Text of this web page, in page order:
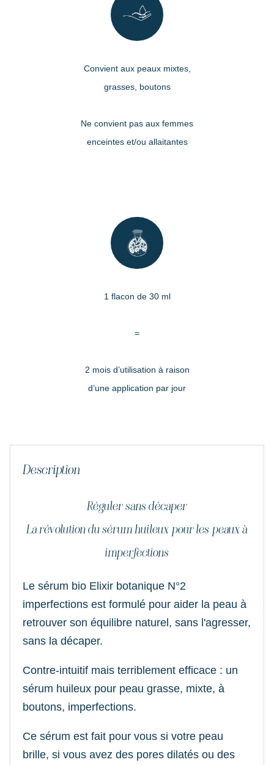
Convient aux peaux mixtes,
grasses, boutons
Ne convient pas aux femmes
enceintes et/ou allaitantes
1 flacon de 30 ml
=
2 mois d’utilisation à raison
d’une application par jour
Description
Réguler sans décaper
La révolution du sérum huileux pour les peaux à
imperfections
Le sérum bio Elixir botanique N°2
imperfections est formulé pour aider la peau à
retrouver son équilibre naturel, sans l'agresser,
sans la décaper.
Contre-intuitif mais terriblement efficace : un
sérum huileux pour peau grasse, mixte, à
boutons, imperfections.
Ce sérum est fait pour vous si votre peau
brille, si vous avez des pores dilatés ou des